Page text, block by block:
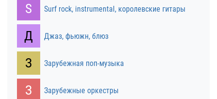
S Surf rock, instrumental, королевские гитары
Д Джаз, фьюжн, блюз
З Зарубежная поп-музыка
З Зарубежные оркестры